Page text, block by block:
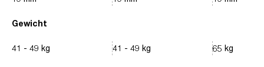
Gewicht
41 - 49 kg 41 - 49 kg 65 kg